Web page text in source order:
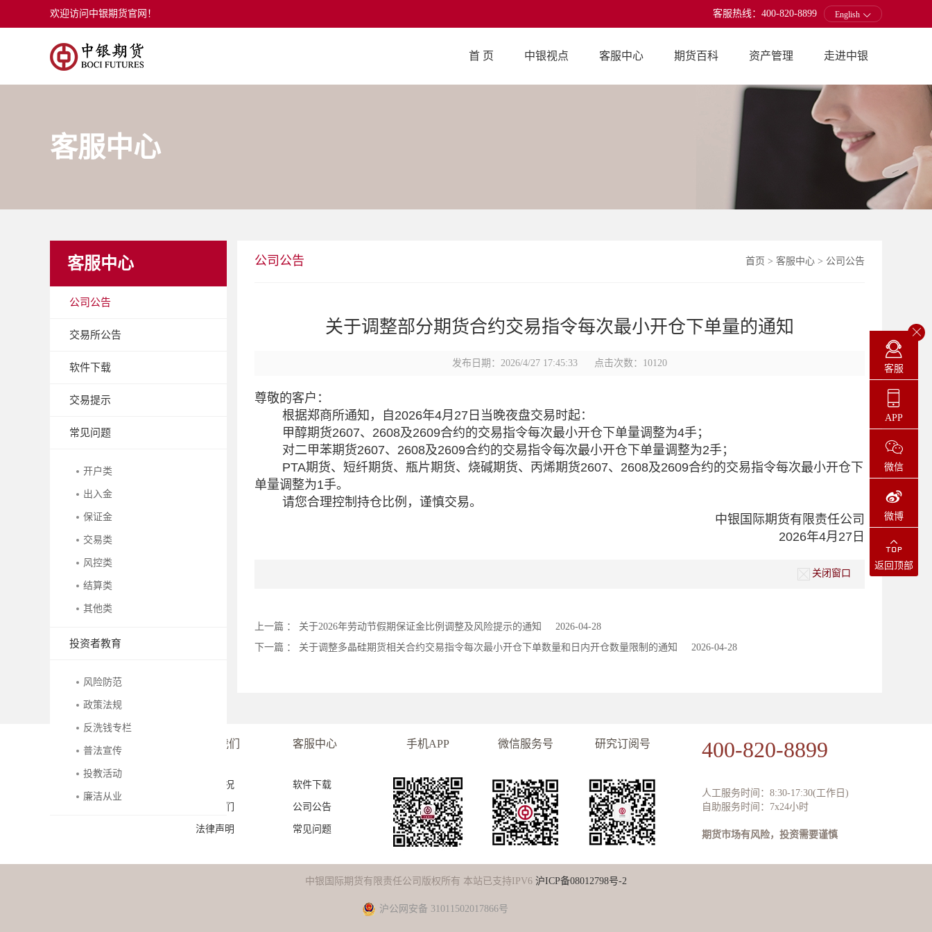
欢迎访问中银期货官网！ 客服热线：400-820-8899 English
首 页 中银视点 客服中心 期货百科 资产管理 走进中银
客服中心
客服中心
公司公告
交易所公告
软件下载
交易提示
常见问题
开户类
出入金
保证金
交易类
风控类
结算类
其他类
投资者教育
风险防范
政策法规
反洗钱专栏
普法宣传
投教活动
廉洁从业
公司公告 首页 > 客服中心 > 公司公告
关于调整部分期货合约交易指令每次最小开仓下单量的通知
发布日期：2026/4/27 17:45:33 点击次数：10120
尊敬的客户：
根据郑商所通知，自2026年4月27日当晚夜盘交易时起：
甲醇期货2607、2608及2609合约的交易指令每次最小开仓下单量调整为4手；
对二甲苯期货2607、2608及2609合约的交易指令每次最小开仓下单量调整为2手；
PTA期货、短纤期货、瓶片期货、烧碱期货、丙烯期货2607、2608及2609合约的交易指令每次最小开仓下
单量调整为1手。
请您合理控制持仓比例，谨慎交易。
中银国际期货有限责任公司
2026年4月27日
关闭窗口
上一篇 ： 关于2026年劳动节假期保证金比例调整及风险提示的通知
2026-04-28
下一篇 ： 关于调整多晶硅期货相关合约交易指令每次最小开仓下单数量和日内开仓数量限制的通知 2026-04-28
友情链接 关于我们
公司概况
联系我们
法律声明
客服中心
软件下载
公司公告
常见问题
手机APP 微信服务号 研究订阅号 400-820-8899
人工服务时间：8:30-17:30(工作日)
自助服务时间：7x24小时
期货市场有风险，投资需要谨慎
中银国际期货有限责任公司版权所有 本站已支持IPV6 沪ICP备08012798号-2
沪公网安备 31011502017866号
客服
APP
微信
微博
返回顶部